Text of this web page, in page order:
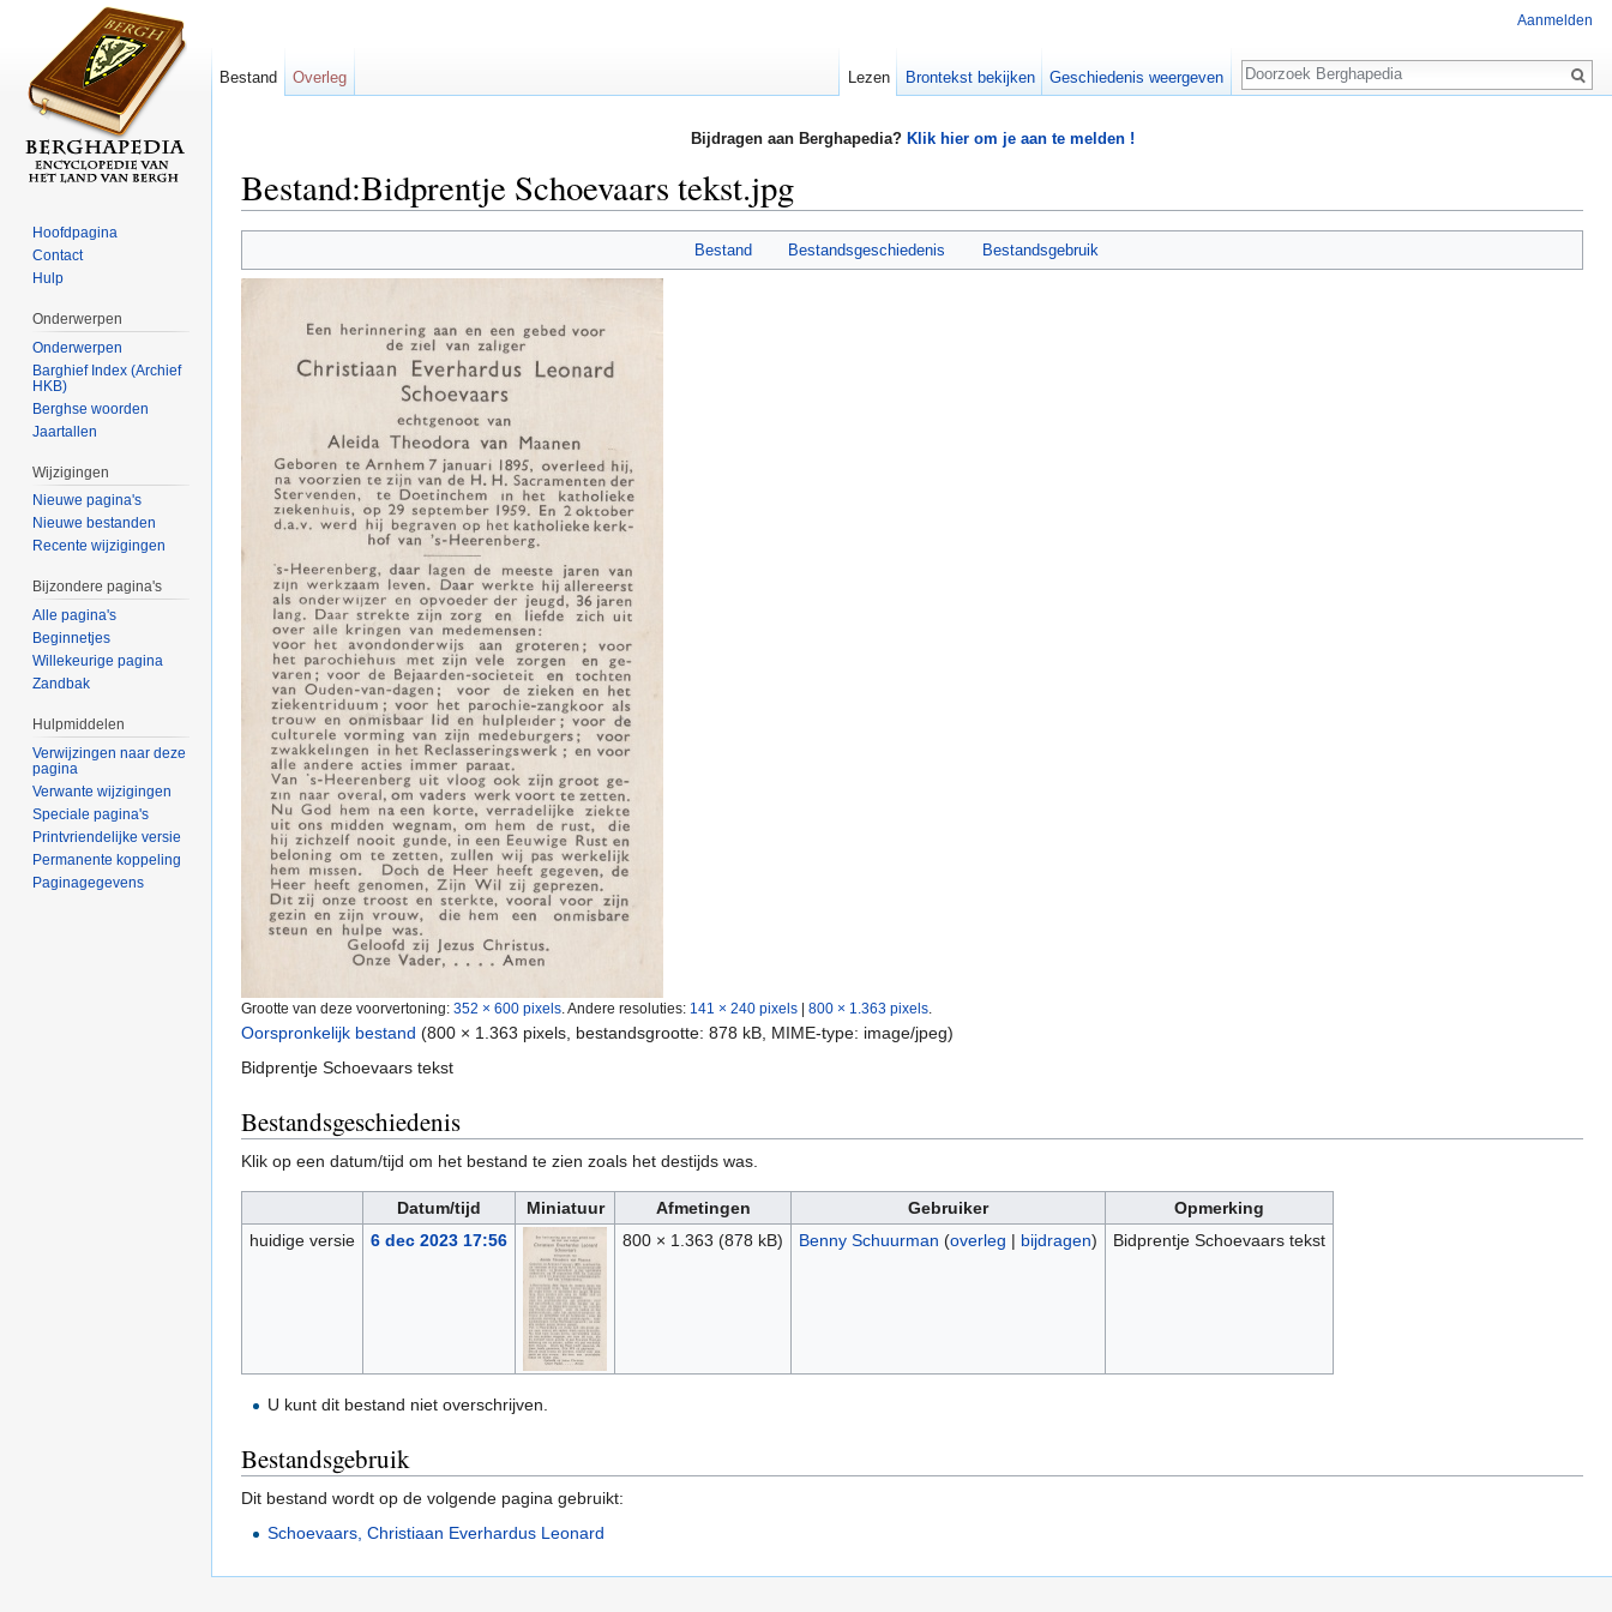
Bijdragen aan Berghapedia? Klik hier om je aan te melden !
Bestand:Bidprentje Schoevaars tekst.jpg
Bestand Bestandsgeschiedenis Bestandsgebruik
Grootte van deze voorvertoning: 352 × 600 pixels Andere resoluties: 141 × 240 pixels | 800 × 1.363 pixels
Oorspronkelijk bestand (800 × 1.363 pixels, bestandsgrootte: 878 kB, MIME-type: image/jpeg)
Bidprentje Schoevaars tekst
Bestandsgeschiedenis
Klik op een datum/tijd om het bestand te zien zoals het destijds was.
Datum/tijd Miniatuur Afmetingen Gebruiker
Opmerking
huidige versie
6 dec 2023 17:56 800 × 1.363 (878 kB) Benny Schuurman (overleg | bijdragen) Bidprentje Schoevaars tekst
U kunt dit bestand niet overschrijven.
Bestandsgebruik
Dit bestand wordt op de volgende pagina gebruikt:
Schoevaars, Christiaan Everhardus Leonard
Aanmelden
Bestand Overleg Lezen Brontekst bekijken Geschiedenis weergeven
Zoeken
Hoofdpagina
Contact
Hulp
Onderwerpen
Onderwerpen
Barghief Index (Archief
HKB)
Berghse woorden
Jaartallen
Wijzigingen
Nieuwe pagina's
Nieuwe bestanden
Recente wijzigingen
Bijzondere pagina's
Alle pagina's
Beginnetjes
Willekeurige pagina
Zandbak
Hulpmiddelen
Verwijzingen naar deze
pagina
Verwante wijzigingen
Speciale pagina's
Printvriendelijke versie
Permanente koppeling
Paginagegevens